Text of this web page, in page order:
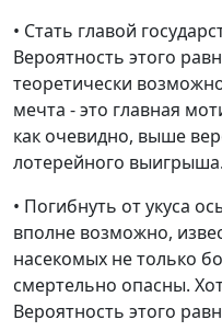
• Стать главой
Вероятность этого
теоретически
мечта - это главная
как очевидно, выше
лотерейного выигрыша.
• Погибнуть от укуса
вполне возможно,
насекомых не только
смертельно опасны.
Вероятность этого